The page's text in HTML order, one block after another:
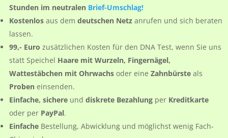
Stunden im neutralen Brief-Umschlag!
Kostenlos aus demdeutschen Netz anrufen und sich beraten
lassen.
99,- Euro zusätzlichen Kosten für den DNA Test, wenn Sie uns
statt Speichel Haare mit Wurzeln, Fingernägel,
Wattestäbchen mit Ohrwachs oder eineZahnbürste als
Proben einsenden.
Einfache, sichere unddiskrete Bezahlung per Kreditkarte
oder per PayPal.
Einfache Bestellung, Abwicklung und möglichst wenig Fach-